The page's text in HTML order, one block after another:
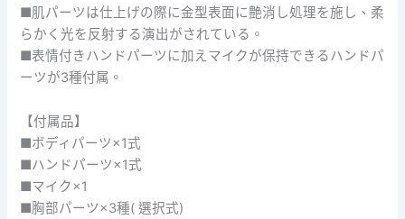
■肌パーツは仕上げの際に金型表面に艶消し処理を施し、柔
らかく光を反射する演出がされている。
■表情付きハンドパーツに加えマイクが保持できるハンドパ
ーツが3種付属。
【付属品】
■ボディパーツ×1式
■ハンドパーツ×1式
■マイク×1
■胸部パーツ×3種( 選択式)